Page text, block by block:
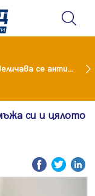
„Тиха пандемия“: Увеличава се антибиотичната резистентност при децата
си и цялото